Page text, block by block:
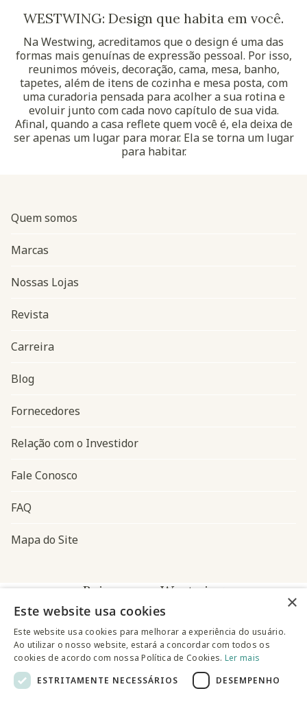
WESTWING: Design que habita em você.
Na Westwing, acreditamos que o design é uma das
formas mais genuínas de expressão pessoal. Por isso,
reunimos móveis, decoração, cama, mesa, banho,
tapetes, além de itens de cozinha e mesa posta, com
uma curadoria pensada para acolher a sua rotina e
evoluir junto com cada novo capítulo de sua vida.
Afinal, quando a casa reflete quem você é, ela deixa de
ser apenas um lugar para morar. Ela se torna um lugar
para habitar.
Navegação do rodapé
Quem somos
Marcas
Nossas Lojas
Revista
Carreira
Blog
Fornecedores
Relação com o Investidor
Fale Conosco
FAQ
Mapa do Site
Baixe o app Westwing
×
Este website usa cookies
Este website usa cookies para melhorar a experiência do usuário.
Ao utilizar o nosso website, estará a concordar com todos os
cookies de acordo com nossa Política de Cookies. Ler mais
ESTRITAMENTE NECESSÁRIOS
DESEMPENHO